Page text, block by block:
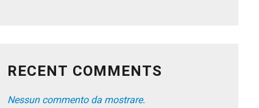
RECENT COMMENTS
Nessun commento da mostrare.